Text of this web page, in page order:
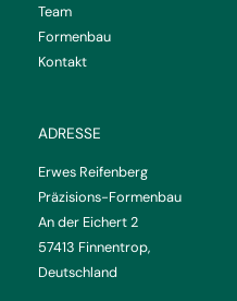
Team
Formenbau
Kontakt
ADRESSE
Erwes Reifenberg
Präzisions-Formenbau
An der Eichert 2
57413 Finnentrop,
Deutschland